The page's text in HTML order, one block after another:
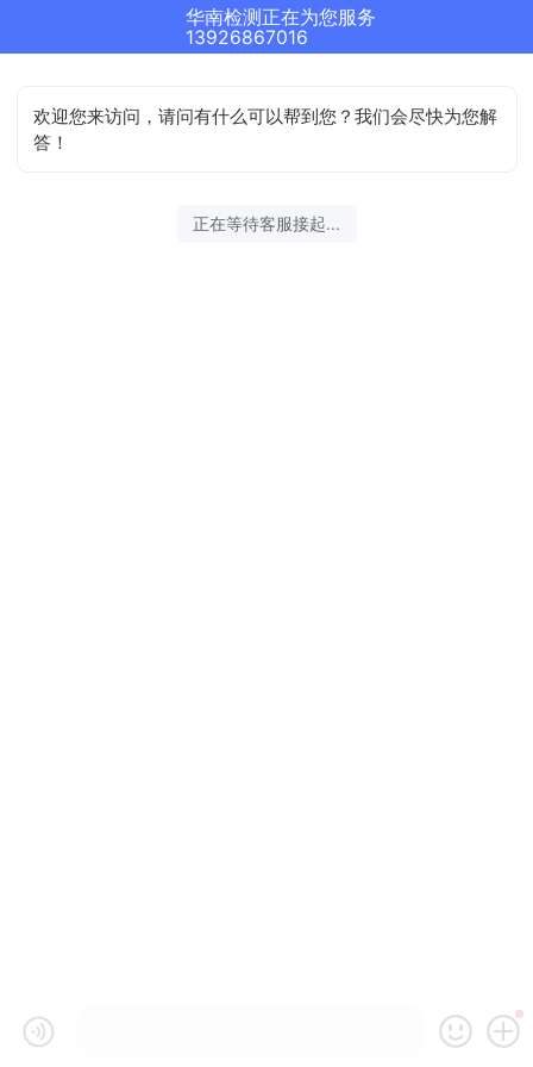
华南检测正在为您服务
13926867016
欢迎您来访问，请问有什么可以帮到您？我们会尽快为您解
答！
正在等待客服接起...